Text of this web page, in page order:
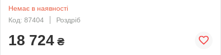
Немає в наявності
Код: 87404
Роздріб
18 724 ₴